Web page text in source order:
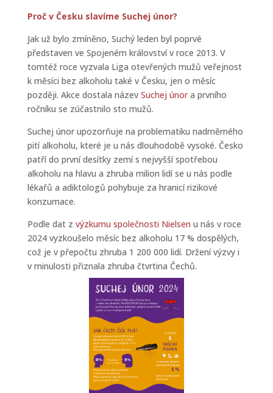
Proč v Česku slavíme Suchej únor?
Jak už bylo zmíněno, Suchý leden byl poprvé
představen ve Spojeném království v roce 2013. V
tomtéž roce vyzvala Liga otevřených mužů veřejnost
k měsíci bez alkoholu také v Česku, jen o měsíc
později. Akce dostala název Suchej února prvního
ročníku se zúčastnilo sto mužů.
Suchej únor upozorňuje na problematiku nadměrného
pití alkoholu, které je u nás dlouhodobě vysoké. Česko
patří do první desítky zemí s nejvyšší spotřebou
alkoholu na hlavu a zhruba milion lidí se u nás podle
lékařů a adiktologů pohybuje za hranicí rizikové
konzumace.
Podle dat z výzkumu společnosti Nielsen u nás v roce
2024 vyzkoušelo měsíc bez alkoholu 17 % dospělých,
což je v přepočtu zhruba 1 200 000 lidí. Držení výzvy i
v minulosti přiznala zhruba čtvrtina Čechů.